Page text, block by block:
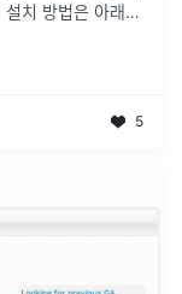
치 방법은 아래
5